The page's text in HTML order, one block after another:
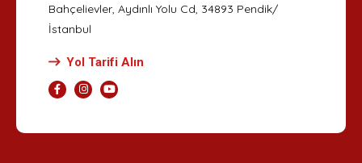
Bahçelievler, Aydınlı Yolu Cd, 34893 Pendik/
İstanbul
Yol Tarifi Alın